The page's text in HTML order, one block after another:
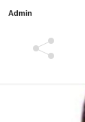
Admin